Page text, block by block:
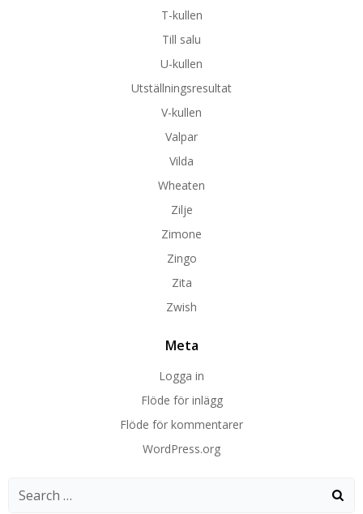
T-kullen
Till salu
U-kullen
Utställningsresultat
V-kullen
Valpar
Vilda
Wheaten
Zilje
Zimone
Zingo
Zita
Zwish
Meta
Logga in
Flöde för inlägg
Flöde för kommentarer
WordPress.org
Search